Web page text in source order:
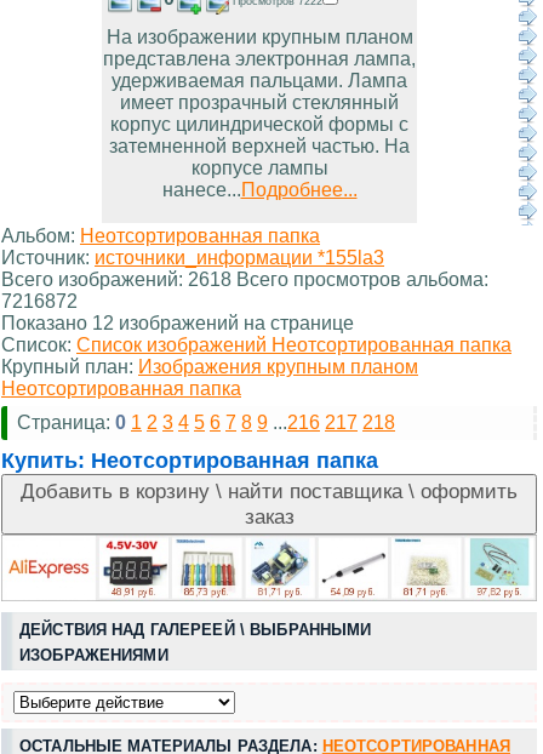
На изображении крупным планом
представлена электронная лампа,
удерживаемая пальцами. Лампа
имеет прозрачный стеклянный
корпус цилиндрической формы с
затемненной верхней частью. На
корпусе лампы
нанесе...Подробнее...
Альбом: Неотсортированная папка
Источник: источники_информации *155la3
Всего изображений: 2618 Всего просмотров альбома:
7216872
Показано 12 изображений на странице
Список: Список изображений Неотсортированная папка
Крупный план: Изображения крупным планом
Неотсортированная папка
Страница: 0 1 2 3 4 5 6 7 8 9 ...216 217 218
Купить: Неотсортированная папка
ДЕЙСТВИЯ НАД ГАЛЕРЕЕЙ \ ВЫБРАННЫМИ
ИЗОБРАЖЕНИЯМИ
ОСТАЛЬНЫЕ МАТЕРИАЛЫ РАЗДЕЛА: НЕОТСОРТИРОВАННАЯ